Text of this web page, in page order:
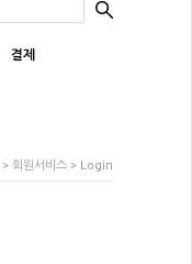
결제
> 회원서비스 > Login